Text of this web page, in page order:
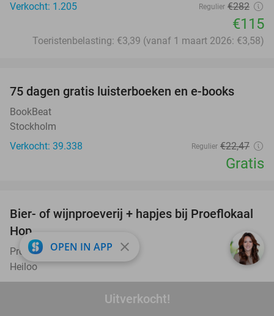
Uitverkocht!
Verkocht: 1.205
Regulier €282
€115
Toeristenbelasting: €3,39 (vanaf 1 maart 2026: €3,58)
75 dagen gratis luisterboeken en e-books
BookBeat
Stockholm
Verkocht: 39.338
Regulier €22,47
Gratis
45%
Bier- of wijnproeverij + hapjes bij Proeflokaal
Hop
Proeflokaal Hop 9.7star
Heiloo
OPEN IN APP close